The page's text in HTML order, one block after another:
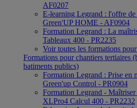
AF0207
E-learning Legrand : l'offre de
Green'UP HOME - AF0904
Formation Legrand : La
Tableaux 400 - PR2235
Voir toutes les formations
Formations pour chantiers tertiaires
batiments publics)
Formation Legrand : Prise en
Green'up Control - PR0904
Formation Legrand -
XLPro4 Calcul 400 - PR2232